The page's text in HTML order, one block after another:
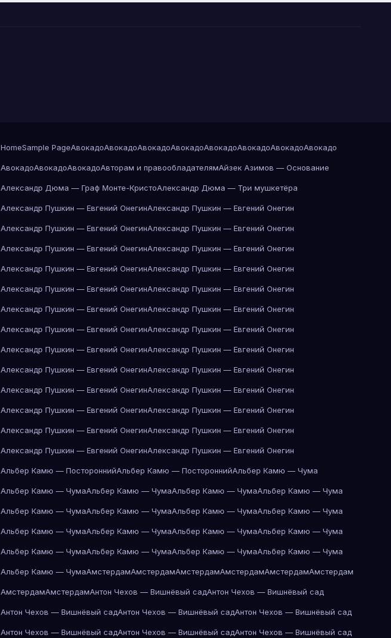
HomeSample PageАвокадоАвокадоАвокадоАвокадоАвокадоАвокадоАвокадоАвокадо
АвокадоАвокадоАвокадоАвторам и правообладателямАйзек Азимов — Основание
Александр Дюма — Граф Монте-КристоАлександр Дюма — Три мушкетёра
Александр Пушкин — Евгений ОнегинАлександр Пушкин — Евгений Онегин
Александр Пушкин — Евгений ОнегинАлександр Пушкин — Евгений Онегин
Александр Пушкин — Евгений ОнегинАлександр Пушкин — Евгений Онегин
Александр Пушкин — Евгений ОнегинАлександр Пушкин — Евгений Онегин
Александр Пушкин — Евгений ОнегинАлександр Пушкин — Евгений Онегин
Александр Пушкин — Евгений ОнегинАлександр Пушкин — Евгений Онегин
Александр Пушкин — Евгений ОнегинАлександр Пушкин — Евгений Онегин
Александр Пушкин — Евгений ОнегинАлександр Пушкин — Евгений Онегин
Александр Пушкин — Евгений ОнегинАлександр Пушкин — Евгений Онегин
Александр Пушкин — Евгений ОнегинАлександр Пушкин — Евгений Онегин
Александр Пушкин — Евгений ОнегинАлександр Пушкин — Евгений Онегин
Александр Пушкин — Евгений ОнегинАлександр Пушкин — Евгений Онегин
Александр Пушкин — Евгений ОнегинАлександр Пушкин — Евгений Онегин
Альбер Камю — ПостороннийАльбер Камю — ПостороннийАльбер Камю — Чума
Альбер Камю — ЧумаАльбер Камю — ЧумаАльбер Камю — ЧумаАльбер Камю — Чума
Альбер Камю — ЧумаАльбер Камю — ЧумаАльбер Камю — ЧумаАльбер Камю — Чума
Альбер Камю — ЧумаАльбер Камю — ЧумаАльбер Камю — ЧумаАльбер Камю — Чума
Альбер Камю — ЧумаАльбер Камю — ЧумаАльбер Камю — ЧумаАльбер Камю — Чума
Альбер Камю — ЧумаАмстердамАмстердамАмстердамАмстердамАмстердамАмстердам
АмстердамАмстердамАнтон Чехов — Вишнёвый садАнтон Чехов — Вишнёвый сад
Антон Чехов — Вишнёвый садАнтон Чехов — Вишнёвый садАнтон Чехов — Вишнёвый сад
Антон Чехов — Вишнёвый садАнтон Чехов — Вишнёвый садАнтон Чехов — Вишнёвый сад